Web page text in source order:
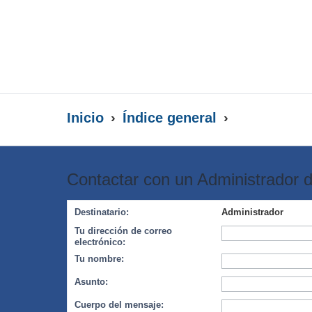
Inicio Índice general
Contactar con un Administrador
Destinatario:
Administrador
Tu dirección de correo
electrónico:
Tu nombre:
Asunto:
Cuerpo del mensaje: